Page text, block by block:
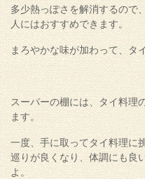
多少熱っぽさを解消するので
人にはおすすめできます。
まろやかな味が加わって、タ
スーパーの棚には、タイ料理
ます。
一度、手に取ってタイ料理に
巡りが良くなり、体調にも良
よ。